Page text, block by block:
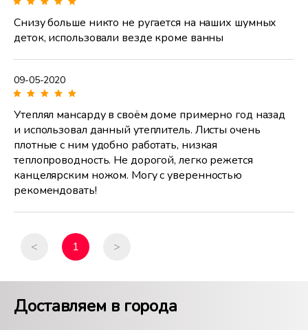
Снизу больше никто не ругается на наших шумных
деток, использовали везде кроме ванны
09-05-2020
Утеплял мансарду в своём доме примерно год назад
и использовал данный утеплитель. Листы очень
плотные с ним удобно работать, низкая
теплопроводность. Не дорогой, легко режется
канцелярским ножом. Могу с уверенностью
рекомендовать!
< 1 >
Доставляем в города